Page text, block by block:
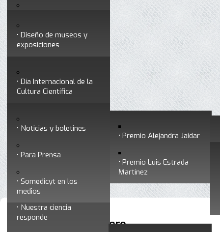
Socios vigentes
Consejo Directivo
profesionales
Premios a divulgadores Premio Alejandra Jaidar
Premio Luis Estrada
Martínez
Servicios
Diseño de museos y
exposiciones
formar divulgadores
Día Internacional de la
Cultura Científica
Ciencia y Tecnología
Nuestra ciencia
responde
Noticias y boletines
Para Prensa
Somedicyt en los
medios
Contacto
Consejo Directivo
•
Salvador Jara Guerrero